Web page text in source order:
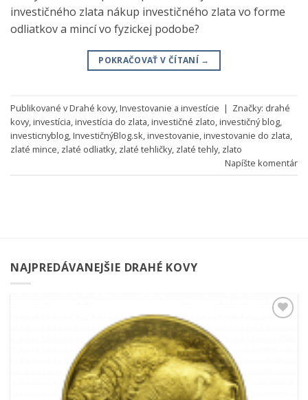
investičného zlata nákup investičného zlata vo forme
odliatkov a mincí vo fyzickej podobe?
POKRAČOVAŤ V ČÍTANÍ →
Publikované vDrahé kovy,Investovanie a investície | Značky: drahé
kovy,investícia,investícia do zlata,investičné zlato,investičný blog,
investicnyblog,InvestičnýBlog.sk,investovanie,investovanie do zlata,
zlaté mince, zlaté odliatky, zlaté tehličky, zlaté tehly, zlato
Napíšte komentár
NAJPREDÁVANEJŠIE DRAHÉ KOVY